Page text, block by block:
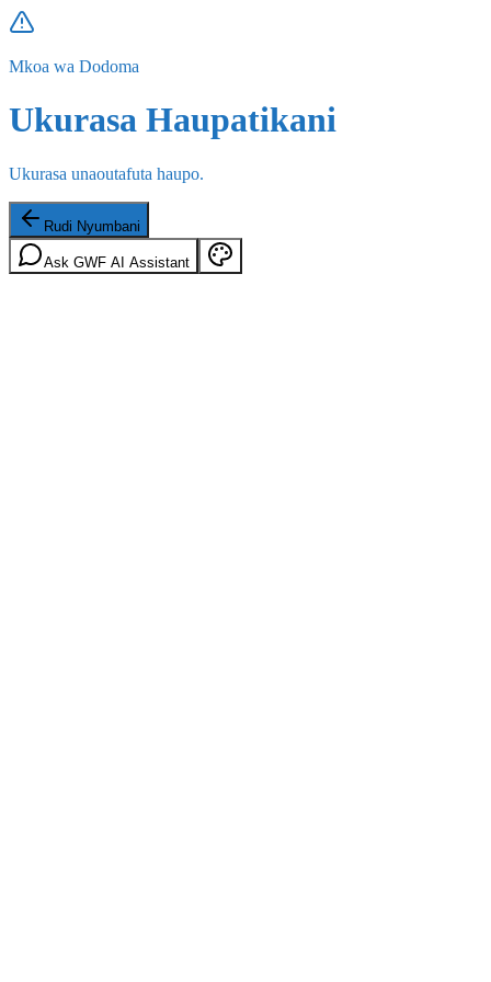
Mkoa wa Dodoma
Ukurasa Haupatikani
Ukurasa unaoutafuta haupo.
Rudi Nyumbani
Ask GWF AI Assistant